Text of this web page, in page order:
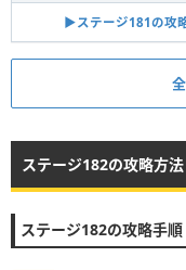
▶︎ステージ181の攻
▶︎真昼の決
11 12 13 14
ステージ182の攻略方法
ステージ182の攻略手順